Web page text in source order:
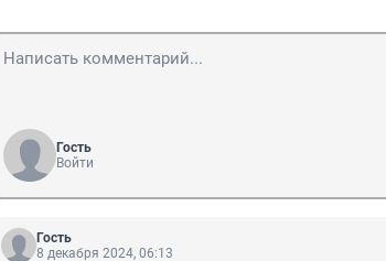
Гость
Войти
Гость
8 декабря 2024, 06:13